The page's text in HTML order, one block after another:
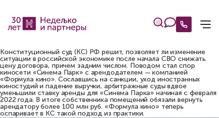
Конституционный суд (КС) РФ решит, позволяет ли изменение
ситуации в российской экономике после начала СВО снижать
цену договора, причем задним числом. Поводом стал спор
киносети «Синема Парк» с арендодателем — компанией
«Формула кино». Сославшись на санкции, уход иностранных
киностудий и падение выручки, арбитражные суды вдвое
уменьшили ставку аренды для «Синема Парка» начиная с февраля
2022 года. В итоге собственника помещений обязали вернуть
арендатору более 100 млн руб. «Формула кино» теперь
оспаривает в КС такой подход из практики.